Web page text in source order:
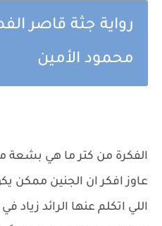
رواية جثة قاصر
محمود الأمين
الفكرة من كتر ما هي
عاوز افكر ان الجنين ممكن
اللي اتكلم عنها الرائد زياد